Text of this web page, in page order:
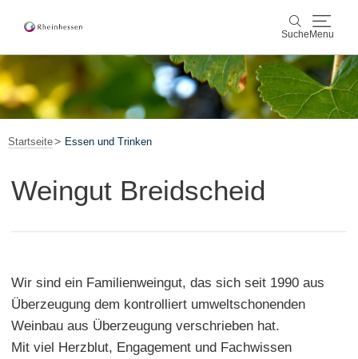
Suche Menu
Suche
Wein & Genuss
ShopRheinhessen-Blog Karte
Startseite Essen und Trinken
Weingut Breidscheid
Wir sind ein Familienweingut, das sich seit 1990 aus
Überzeugung dem kontrolliert umweltschonenden
Weinbau aus Überzeugung verschrieben hat.
Mit viel Herzblut, Engagement und Fachwissen